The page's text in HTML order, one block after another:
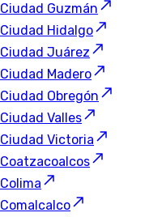
Ciudad Guzmán
Ciudad Hidalgo
Ciudad Juárez
Ciudad Madero
Ciudad Obregón
Ciudad Valles
Ciudad Victoria
Coatzacoalcos
Colima
Comalcalco